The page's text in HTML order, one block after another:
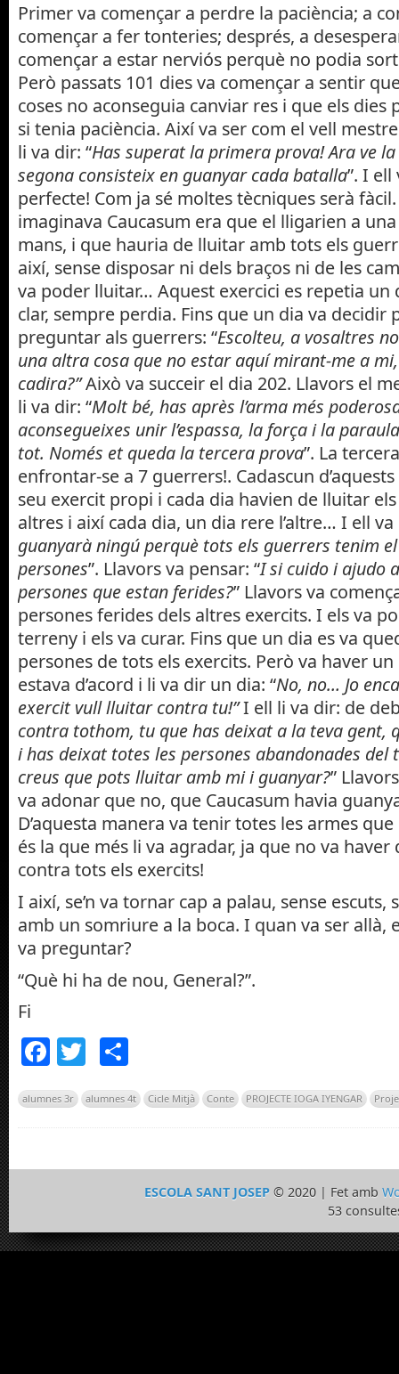
Primer va començar a perdre la paciència; a
començar a fer tonteries; després, a
començar a estar nerviós perquè no podia
Però passats 101 dies va començar a sentir
coses no aconseguia canviar res i que els dies
si tenia paciència. Així va ser com el vell
li va dir: “Has superat la primera prova! Ara ve
segona consisteix en guanyar cada batalla”. I ell
perfecte! Com ja sé moltes tècniques serà
imaginava Caucasum era que el lligarien a
mans, i que hauria de lluitar amb tots els
així, sense disposar ni dels braços ni de les
va poder lluitar… Aquest exercici es repetia un
clar, sempre perdia. Fins que un dia va decidir
preguntar als guerrers: “Escolteu, a vosaltres
una altra cosa que no estar aquí mirant-me a
cadira?”Això va succeir el dia 202. Llavors el
li va dir: “Molt bé, has après l’arma més
aconsegueixes unir l’espassa, la força i la
tot. Només et queda la tercera prova”. La
enfrontar-se a 7 guerrers!. Cadascun
seu exercit propi i cada dia havien de lluitar
altres i així cada dia, un dia rere l’altre… I ell va
guanyarà ningú perquè tots els guerrers tenim
persones”. Llavors va pensar: “I si cuido i ajudo
persones que estan ferides?” Llavors va
persones ferides dels altres exercits. I els va
terreny i els va curar. Fins que un dia es va
persones de tots els exercits. Però va haver
estava d’acord i li va dir un dia: “No, no… Jo
exercit vull lluitar contra tu!”I ell li va dir: de
contra tothom, tu que has deixat a la teva gent,
i has deixat totes les persones abandonades del
creus que pots lluitar amb mi i guanyar?”
va adonar que no, que Caucasum havia
D’aquesta manera va tenir totes les armes
és la que més li va agradar, ja que no va
contra tots els exercits!
I així, se’n va tornar cap a palau, sense escuts,
amb un somriure a la boca. I quan va ser allà,
va preguntar?
“Què hi ha de nou, General?”.
Fi
Facebook
Twitter
alumnes 3r alumnes 4t Cicle Mitjà Conte PROJECTE IOGA IYENGAR
ESCOLA SANT JOSEP© 2020 | Fet amb
53